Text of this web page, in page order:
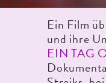
Ein Film
und ihre
EIN TAG